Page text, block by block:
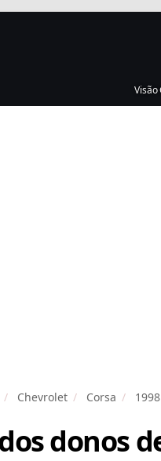
Visão
Chevrolet Corsa 1998
donos